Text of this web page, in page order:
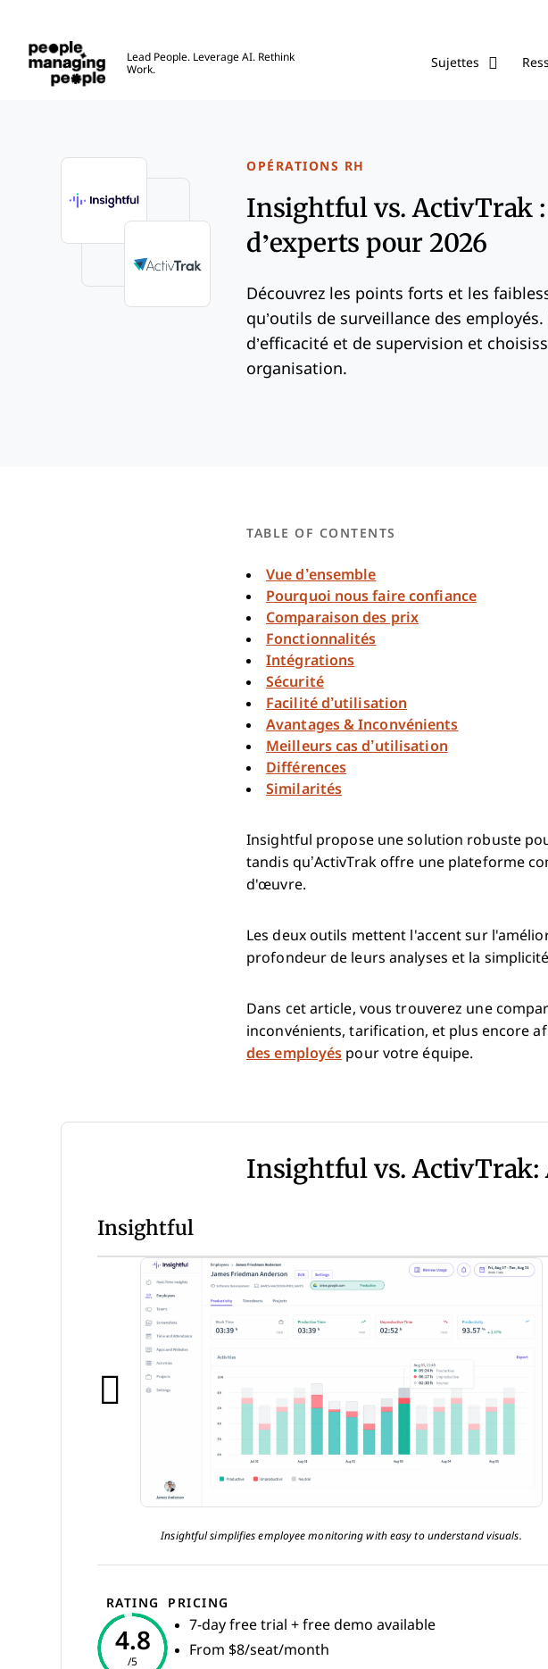
Lead People. Leverage AI. Rethink
Work.
Sujettes
OPÉRATIONS RH
Insightful vs. ActivTrak
d’experts pour 2026
Découvrez les points forts et les
qu’outils de surveillance des
d’efficacité et de supervision et
organisation.
TABLE OF CONTENTS
Vue d’ensemble
Pourquoi nous faire confiance
Comparaison des prix
Fonctionnalités
Intégrations
Sécurité
Facilité d’utilisation
Avantages & Inconvénients
Meilleurs cas d’utilisation
Différences
Similarités
Insightful propose une solution robuste
tandis qu’ActivTrak offre une plateforme
d'œuvre.
Les deux outils mettent l'accent sur
profondeur de leurs analyses et la
Dans cet article, vous trouverez une
inconvénients, tarification, et plus encore
des employés pour votre équipe.
Insightful vs. ActivTrak:
Insightful
Insightful simplifies employee monitoring with easy to understand visuals.
RATING
4.8
/5
PRICING
7-day free trial + free demo available
From $8/seat/month